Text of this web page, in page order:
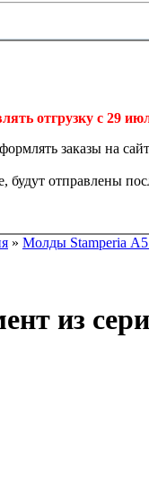
отгрузку с 29
заказы на
отправлены
» Молды Stamperia А5
из